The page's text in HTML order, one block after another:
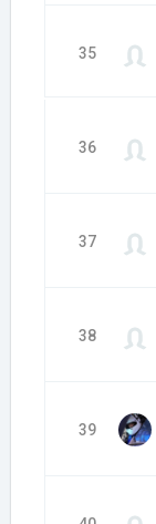
35
36
37
38
39